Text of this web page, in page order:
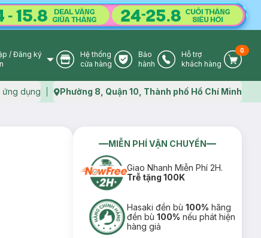
User Icon
/ Đăng ký
Store Icon
Hệ thống
cửa hàng
Warranty Icon
Bảo
hành
Phone Icon
Hỗ trợ
khách hàng
Cart
0
ứng dụng Map icon
Phường 8, Quận 10, Thành phố Hồ Chí Minh
MIỄN PHÍ VẬN CHUYỂN
Giao Nhanh Miễn Phí 2H.
Trễ tặng 100K
Hasaki đền bù100% hãng
đền bù100% nếu phát hiện
hàng giả